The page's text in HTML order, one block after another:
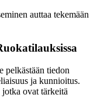
auttaa tekemään
pelkästään tiedon
ja kunnioitus.
ovat tärkeitä